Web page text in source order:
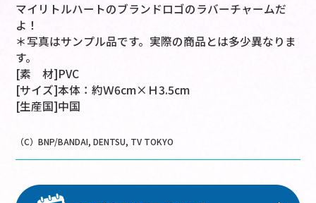
マイリトルハートのブランドロゴのラバーチャームだ
よ！
＊写真はサンプル品です。実際の商品とは多少異なりま
す。
[素 材]PVC
[サイズ]本体：約Ｗ6cm×Ｈ3.5cm
[生産国]中国
（C）BNP/BANDAI, DENTSU, TV TOKYO